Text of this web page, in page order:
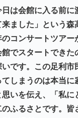
は会館に入る前に
ました」という森
のコンサートツアー
館でスタートできた
いです。この足利市
てしまうのは本当に
いを伝え、「私に
のふるさとです。皆